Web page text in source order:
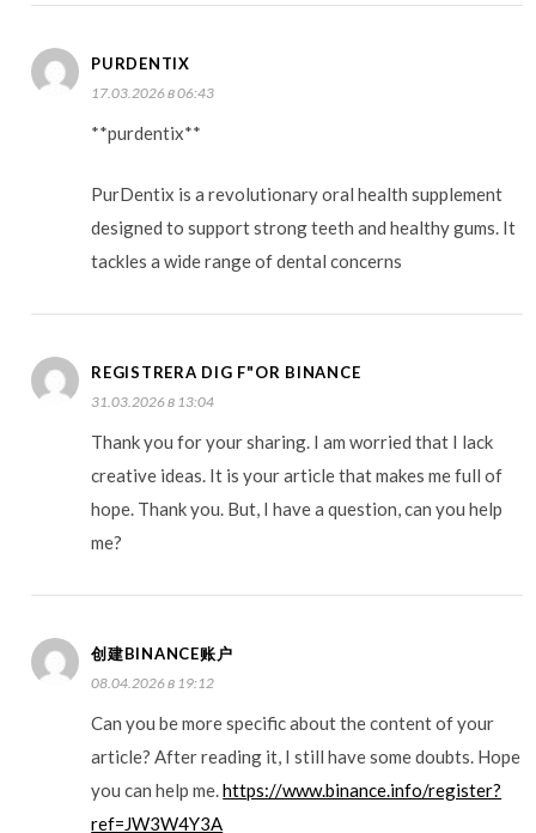
PURDENTIX
17.03.2026 в 06:43
**purdentix**
PurDentix is a revolutionary oral health supplement
designed to support strong teeth and healthy gums. It
tackles a wide range of dental concerns
REGISTRERA DIG F"OR BINANCE
31.03.2026 в 13:04
Thank you for your sharing. I am worried that I lack
creative ideas. It is your article that makes me full of
hope. Thank you. But, I have a question, can you help
me?
创建BINANCE账户
08.04.2026 в 19:12
Can you be more specific about the content of your
article? After reading it, I still have some doubts. Hope
you can help me.https://www.binance.info/register?
ref=JW3W4Y3A